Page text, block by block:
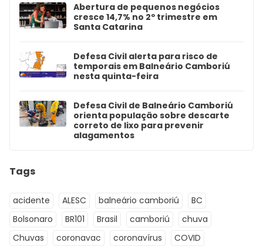
Abertura de pequenos negócios
cresce 14,7% no 2º trimestre em
Santa Catarina
Defesa Civil alerta para risco de
temporais em Balneário Camboriú
nesta quinta-feira
Defesa Civil de Balneário Camboriú
orienta população sobre descarte
correto de lixo para prevenir
alagamentos
Tags
acidente ALESC balneário camboriú
BC
Bolsonaro
BR101 Brasil camboriú
chuva
Chuvas
coronavac coronavírus
COVID